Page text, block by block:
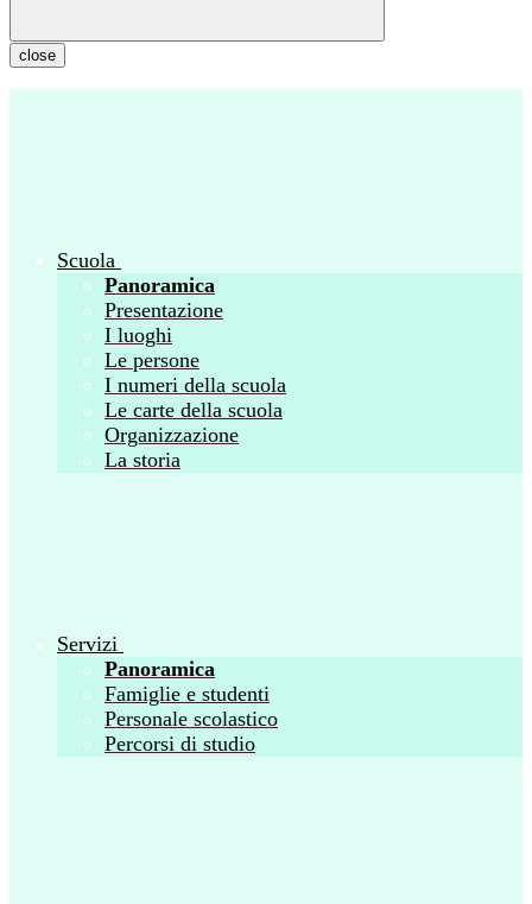
close
Scuola
Panoramica
Presentazione
I luoghi
Le persone
I numeri della scuola
Le carte della scuola
Organizzazione
La storia
Servizi
Panoramica
Famiglie e studenti
Personale scolastico
Percorsi di studio